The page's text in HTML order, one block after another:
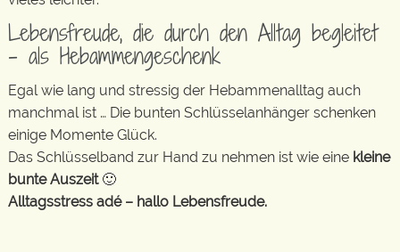
Lebensfreude, die durch den Alltag begleitet
– als Hebammengeschenk
Egal wie lang und stressig der Hebammenalltag auch
manchmal ist … Die bunten Schlüsselanhänger schenken
einige Momente Glück.
Das Schlüsselband zur Hand zu nehmen ist wie eine kleine
bunte Auszeit🙂
Alltagsstress adé – hallo Lebensfreude.